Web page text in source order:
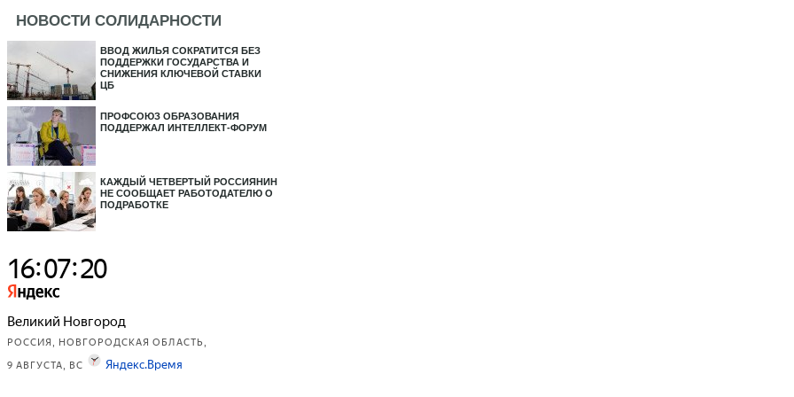
НОВОСТИ СОЛИДАРНОСТИ
ВВОД ЖИЛЬЯ СОКРАТИТСЯ БЕЗ
ПОДДЕРЖКИ ГОСУДАРСТВА И
СНИЖЕНИЯ КЛЮЧЕВОЙ СТАВКИ
ЦБ
ПРОФСОЮЗ ОБРАЗОВАНИЯ
ПОДДЕРЖАЛ ИНТЕЛЛЕКТ-ФОРУМ
КАЖДЫЙ ЧЕТВЕРТЫЙ РОССИЯНИН
НЕ СООБЩАЕТ РАБОТОДАТЕЛЮ О
ПОДРАБОТКЕ